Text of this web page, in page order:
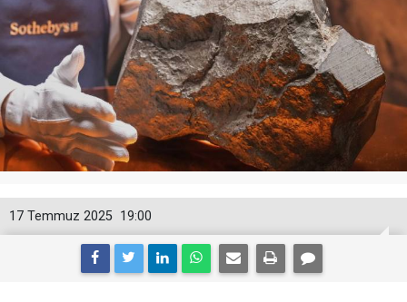
19:00
17 Temmuz 2025